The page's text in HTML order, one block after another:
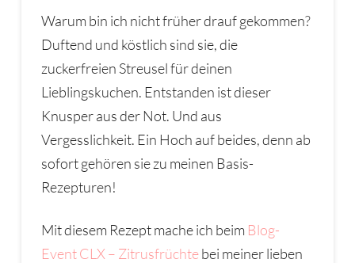
Warum bin ich nicht früher drauf gekommen?
Duftend und köstlich sind sie, die
zuckerfreien Streusel für deinen
Lieblingskuchen. Entstanden ist dieser
Knusper aus der Not. Und aus
Vergesslichkeit. Ein Hoch auf beides, denn ab
sofort gehören sie zu meinen Basis-
Rezepturen!
Mit diesem Rezept mache ich beim Blog-
Event CLX – Zitrusfrüchtebei meiner lieben